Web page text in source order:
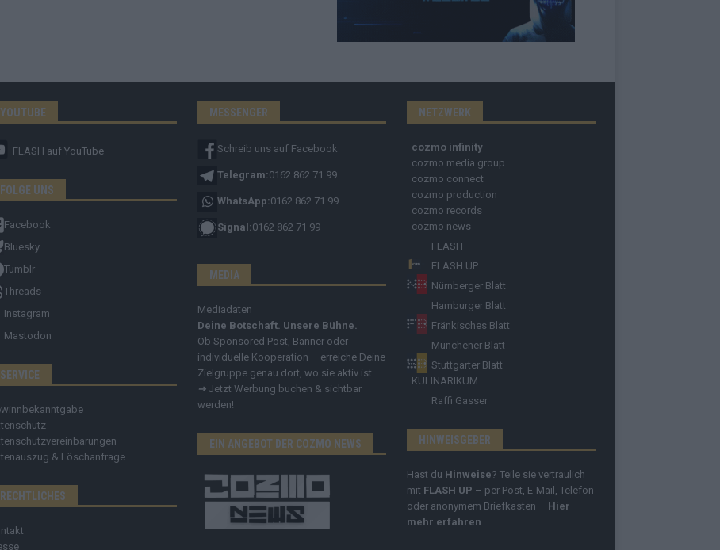
YOUTUBE
FLASH auf YouTube
FOLGE UNS
Facebook
Bluesky
Tumblr
Threads
Instagram
Mastodon
SERVICE
& Löschanfrage
RECHTLICHES
MESSENGER
Schreib uns auf Facebook
Telegram:0162 862 71 99
WhatsApp:0162 862 71 99
Signal:0162 862 71 99
MEDIA
Mediadaten
Deine Botschaft. Unsere Bühne.
Ob Sponsored Post, Banner oder
individuelle Kooperation – erreiche Deine
Zielgruppe genau dort, wo sie aktiv ist.
➔ Jetzt Werbung buchen & sichtbar
werden!
EIN ANGEBOT DER COZMO NEWS
NETZWERK
cozmo infinity
cozmo media group
cozmo connect
cozmo production
cozmo records
cozmo news
FLASH
FLASH UP
Nürnberger Blatt
Hamburger Blatt
Fränkisches Blatt
Münchener Blatt
Stuttgarter Blatt
KULINARIKUM.
Raffi Gasser
HINWEISGEBER
Hast du Hinweise? Teile sie vertraulich
mit FLASH UP – per Post, E-Mail, Telefon
oder anonymem Briefkasten – Hier
mehr erfahren